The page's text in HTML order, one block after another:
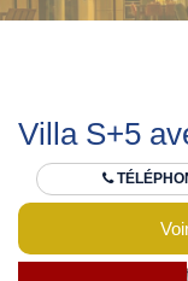
Villa S+5